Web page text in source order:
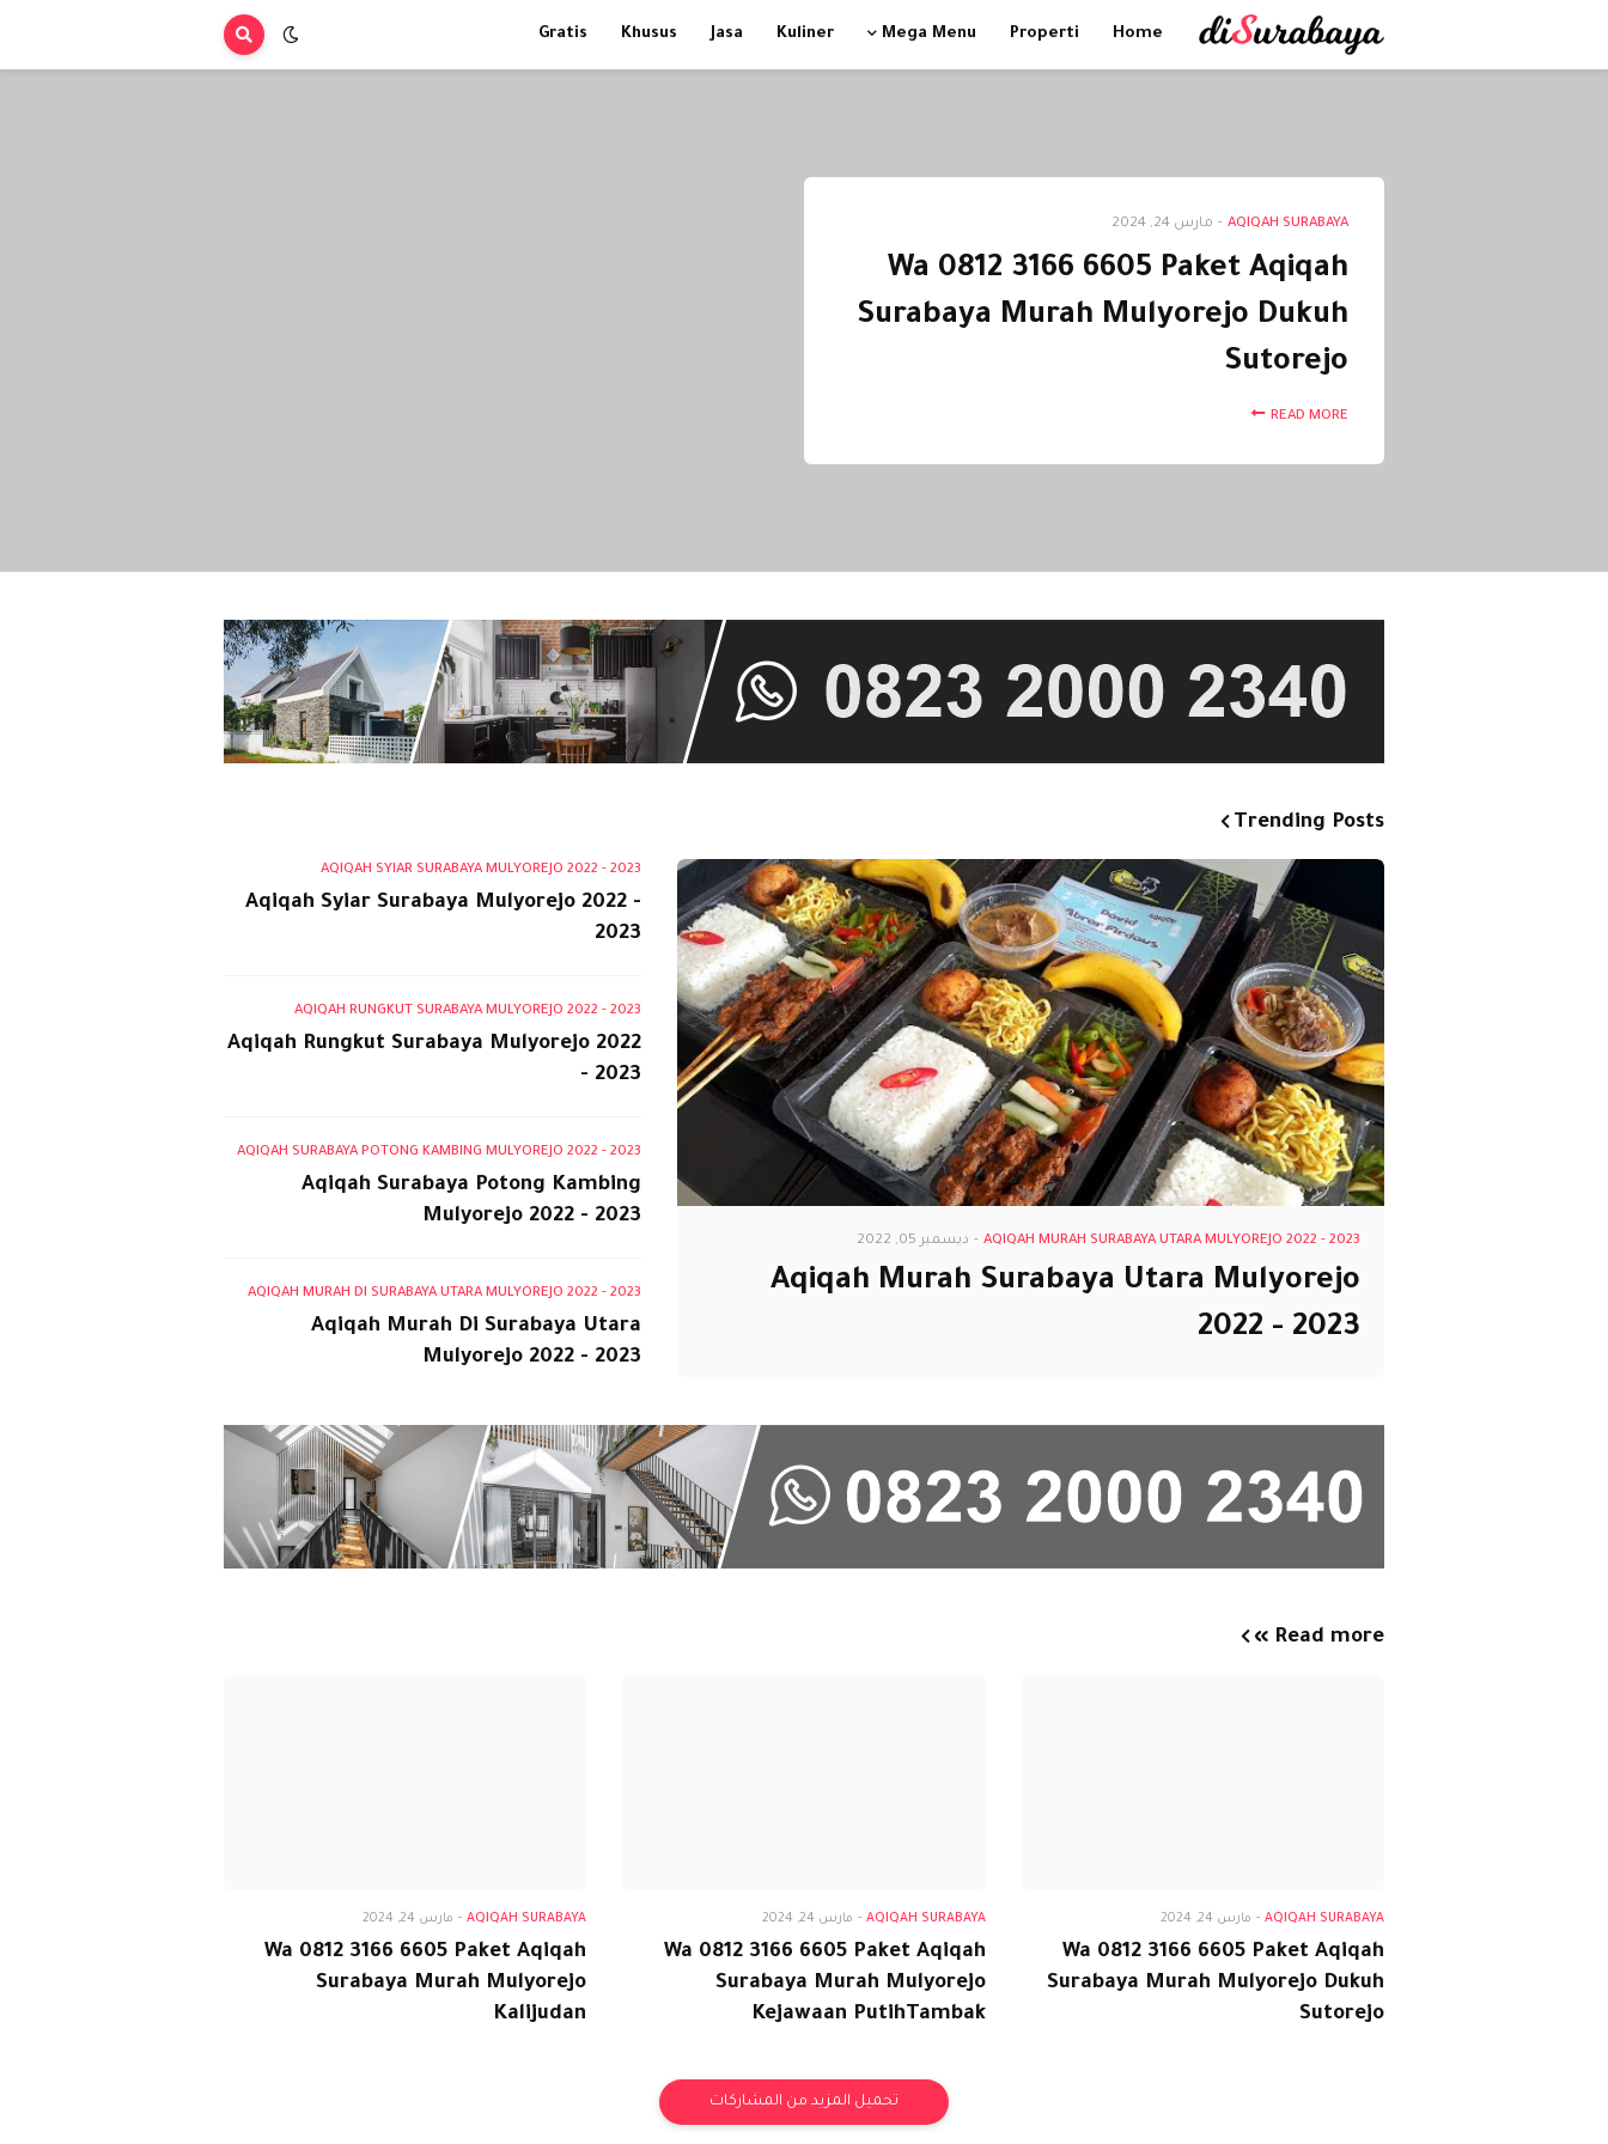
Home
Properti
Mega Menu
Kuliner
Jasa
Khusus
Gratis
AQIQAH SURABAYA
- مارس 24, 2024
Wa 0812 3166 6605 Paket Aqiqah
Surabaya Murah Mulyorejo Dukuh
Sutorejo
READ MORE
Trending Posts
AQIQAH MURAH SURABAYA UTARA MULYOREJO 2022 - 2023
- ديسمبر 05, 2022
Aqiqah Murah Surabaya Utara Mulyorejo
2022 - 2023
AQIQAH SYIAR SURABAYA MULYOREJO 2022 - 2023
Aqiqah Syiar Surabaya Mulyorejo 2022 -
2023
AQIQAH RUNGKUT SURABAYA MULYOREJO 2022 - 2023
Aqiqah Rungkut Surabaya Mulyorejo 2022
- 2023
AQIQAH SURABAYA POTONG KAMBING MULYOREJO 2022 - 2023
Aqiqah Surabaya Potong Kambing
Mulyorejo 2022 - 2023
AQIQAH MURAH DI SURABAYA UTARA MULYOREJO 2022 - 2023
Aqiqah Murah Di Surabaya Utara
Mulyorejo 2022 - 2023
Read more »
AQIQAH SURABAYA
- مارس 24, 2024
Wa 0812 3166 6605 Paket Aqiqah
Surabaya Murah Mulyorejo Dukuh
Sutorejo
AQIQAH SURABAYA
- مارس 24, 2024
Wa 0812 3166 6605 Paket Aqiqah
Surabaya Murah Mulyorejo
Kejawaan PutihTambak
AQIQAH SURABAYA
- مارس 24, 2024
Wa 0812 3166 6605 Paket Aqiqah
Surabaya Murah Mulyorejo
Kalijudan
تحميل المزيد من المشاركات